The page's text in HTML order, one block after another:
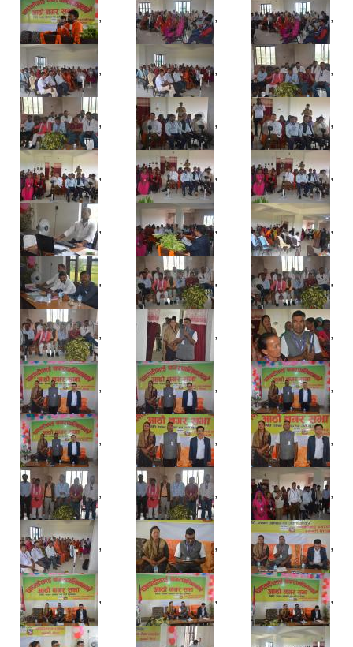
, , ,
, , ,
, , ,
, , ,
, , ,
, , ,
, , ,
, , ,
, , ,
, , ,
, , ,
, , ,